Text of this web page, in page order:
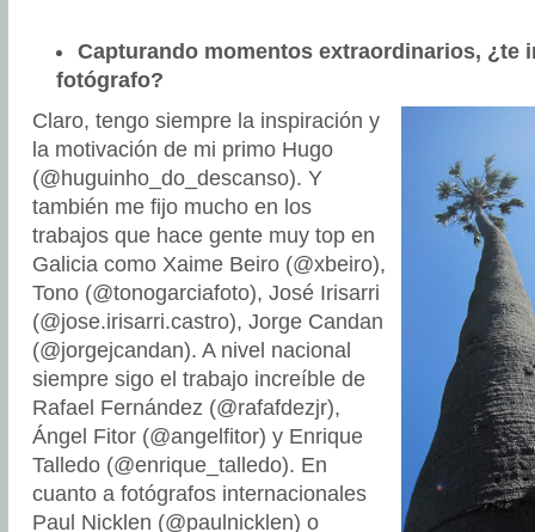
Capturando momentos extraordinarios, ¿te
fotógrafo?
Claro, tengo siempre la inspiración y
la motivación de mi primo Hugo
(@huguinho_do_descanso). Y
también me fijo mucho en los
trabajos que hace gente muy top en
Galicia como Xaime Beiro (@xbeiro),
Tono (@tonogarciafoto), José Irisarri
(@jose.irisarri.castro), Jorge Candan
(@jorgejcandan). A nivel nacional
siempre sigo el trabajo increíble de
Rafael Fernández (@rafafdezjr),
Ángel Fitor (@angelfitor) y Enrique
Talledo (@enrique_talledo). En
cuanto a fotógrafos internacionales
Paul Nicklen (@paulnicklen) o